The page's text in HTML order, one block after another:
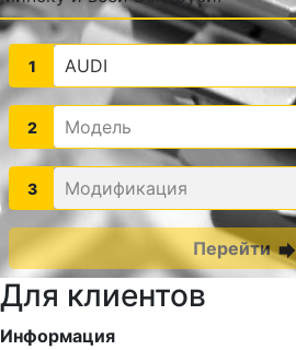
1 AUDI
2 Модель
3 Модификация
Перейтиforward
Для клиентов
Информация